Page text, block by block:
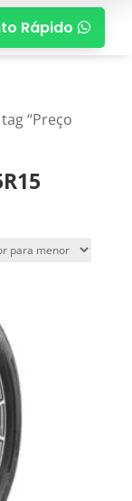
Rápido 
“Preço